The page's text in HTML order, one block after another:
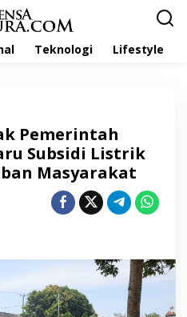
Teknologi Lifestyle
Pemerintah
Subsidi Listrik
Masyarakat